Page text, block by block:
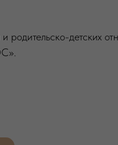
родительско-детских